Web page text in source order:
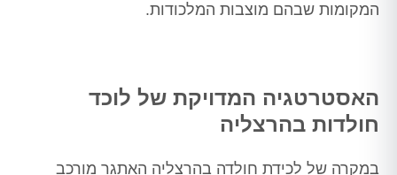
המקומות שבהם מוצבות המלכודות.
האסטרטגיה המדויקת של לוכד
חולדות בהרצליה
במקרה של לכידת חולדה בהרצליה האתגר מורכב